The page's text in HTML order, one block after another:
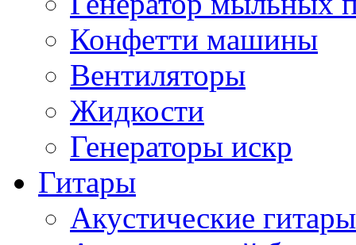
Конфетти машины
Вентиляторы
Жидкости
Генераторы искр
Гитары
Акустические гитары